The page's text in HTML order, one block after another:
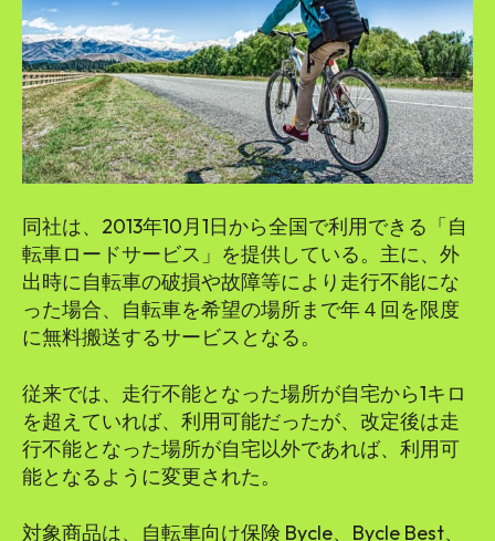
同社は、2013年10月1日から全国で利用できる「自
転車ロードサービス」を提供している。主に、外
出時に自転車の破損や故障等により走行不能にな
った場合、自転車を希望の場所まで年４回を限度
に無料搬送するサービスとなる。
従来では、走行不能となった場所が自宅から1キロ
を超えていれば、利用可能だったが、改定後は走
行不能となった場所が自宅以外であれば、利用可
能となるように変更された。
対象商品は、自転車向け保険 Bycle、Bycle Best、